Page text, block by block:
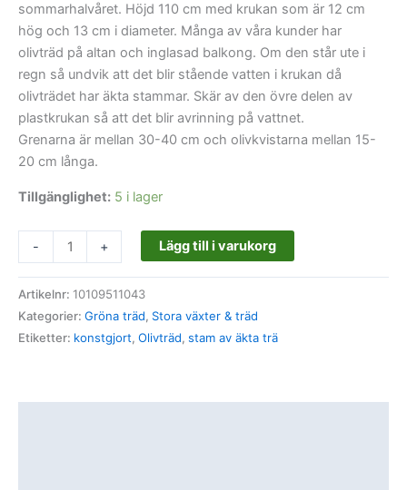
sommarhalvåret. Höjd 110 cm med krukan som är 12 cm
hög och 13 cm i diameter. Många av våra kunder har
olivträd på altan och inglasad balkong. Om den står ute i
regn så undvik att det blir stående vatten i krukan då
olivträdet har äkta stammar. Skär av den övre delen av
plastkrukan så att det blir avrinning på vattnet.
Grenarna är mellan 30-40 cm och olivkvistarna mellan 15-
20 cm långa.
Tillgänglighet: 5 i lager
- + Lägg till i varukorg
Artikelnr: 10109511043
Kategorier: Gröna träd, Stora växter & träd
Etiketter: konstgjort, Olivträd, stam av äkta trä